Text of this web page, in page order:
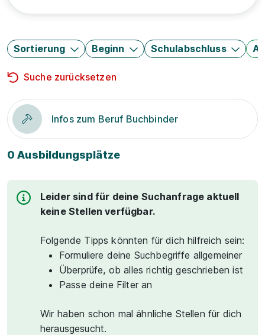
Sortierung Beginn Schulabschluss
Suche zurücksetzen
Infos zum Beruf Buchbinder
0 Ausbildungsplätze
Leider sind für deine Suchanfrage aktuell
keine Stellen verfügbar.
Folgende Tipps könnten für dich hilfreich sein:
Formuliere deine Suchbegriffe allgemeiner
Überprüfe, ob alles richtig geschrieben ist
Passe deine Filter an
Wir haben schon mal ähnliche Stellen für dich
herausgesucht.